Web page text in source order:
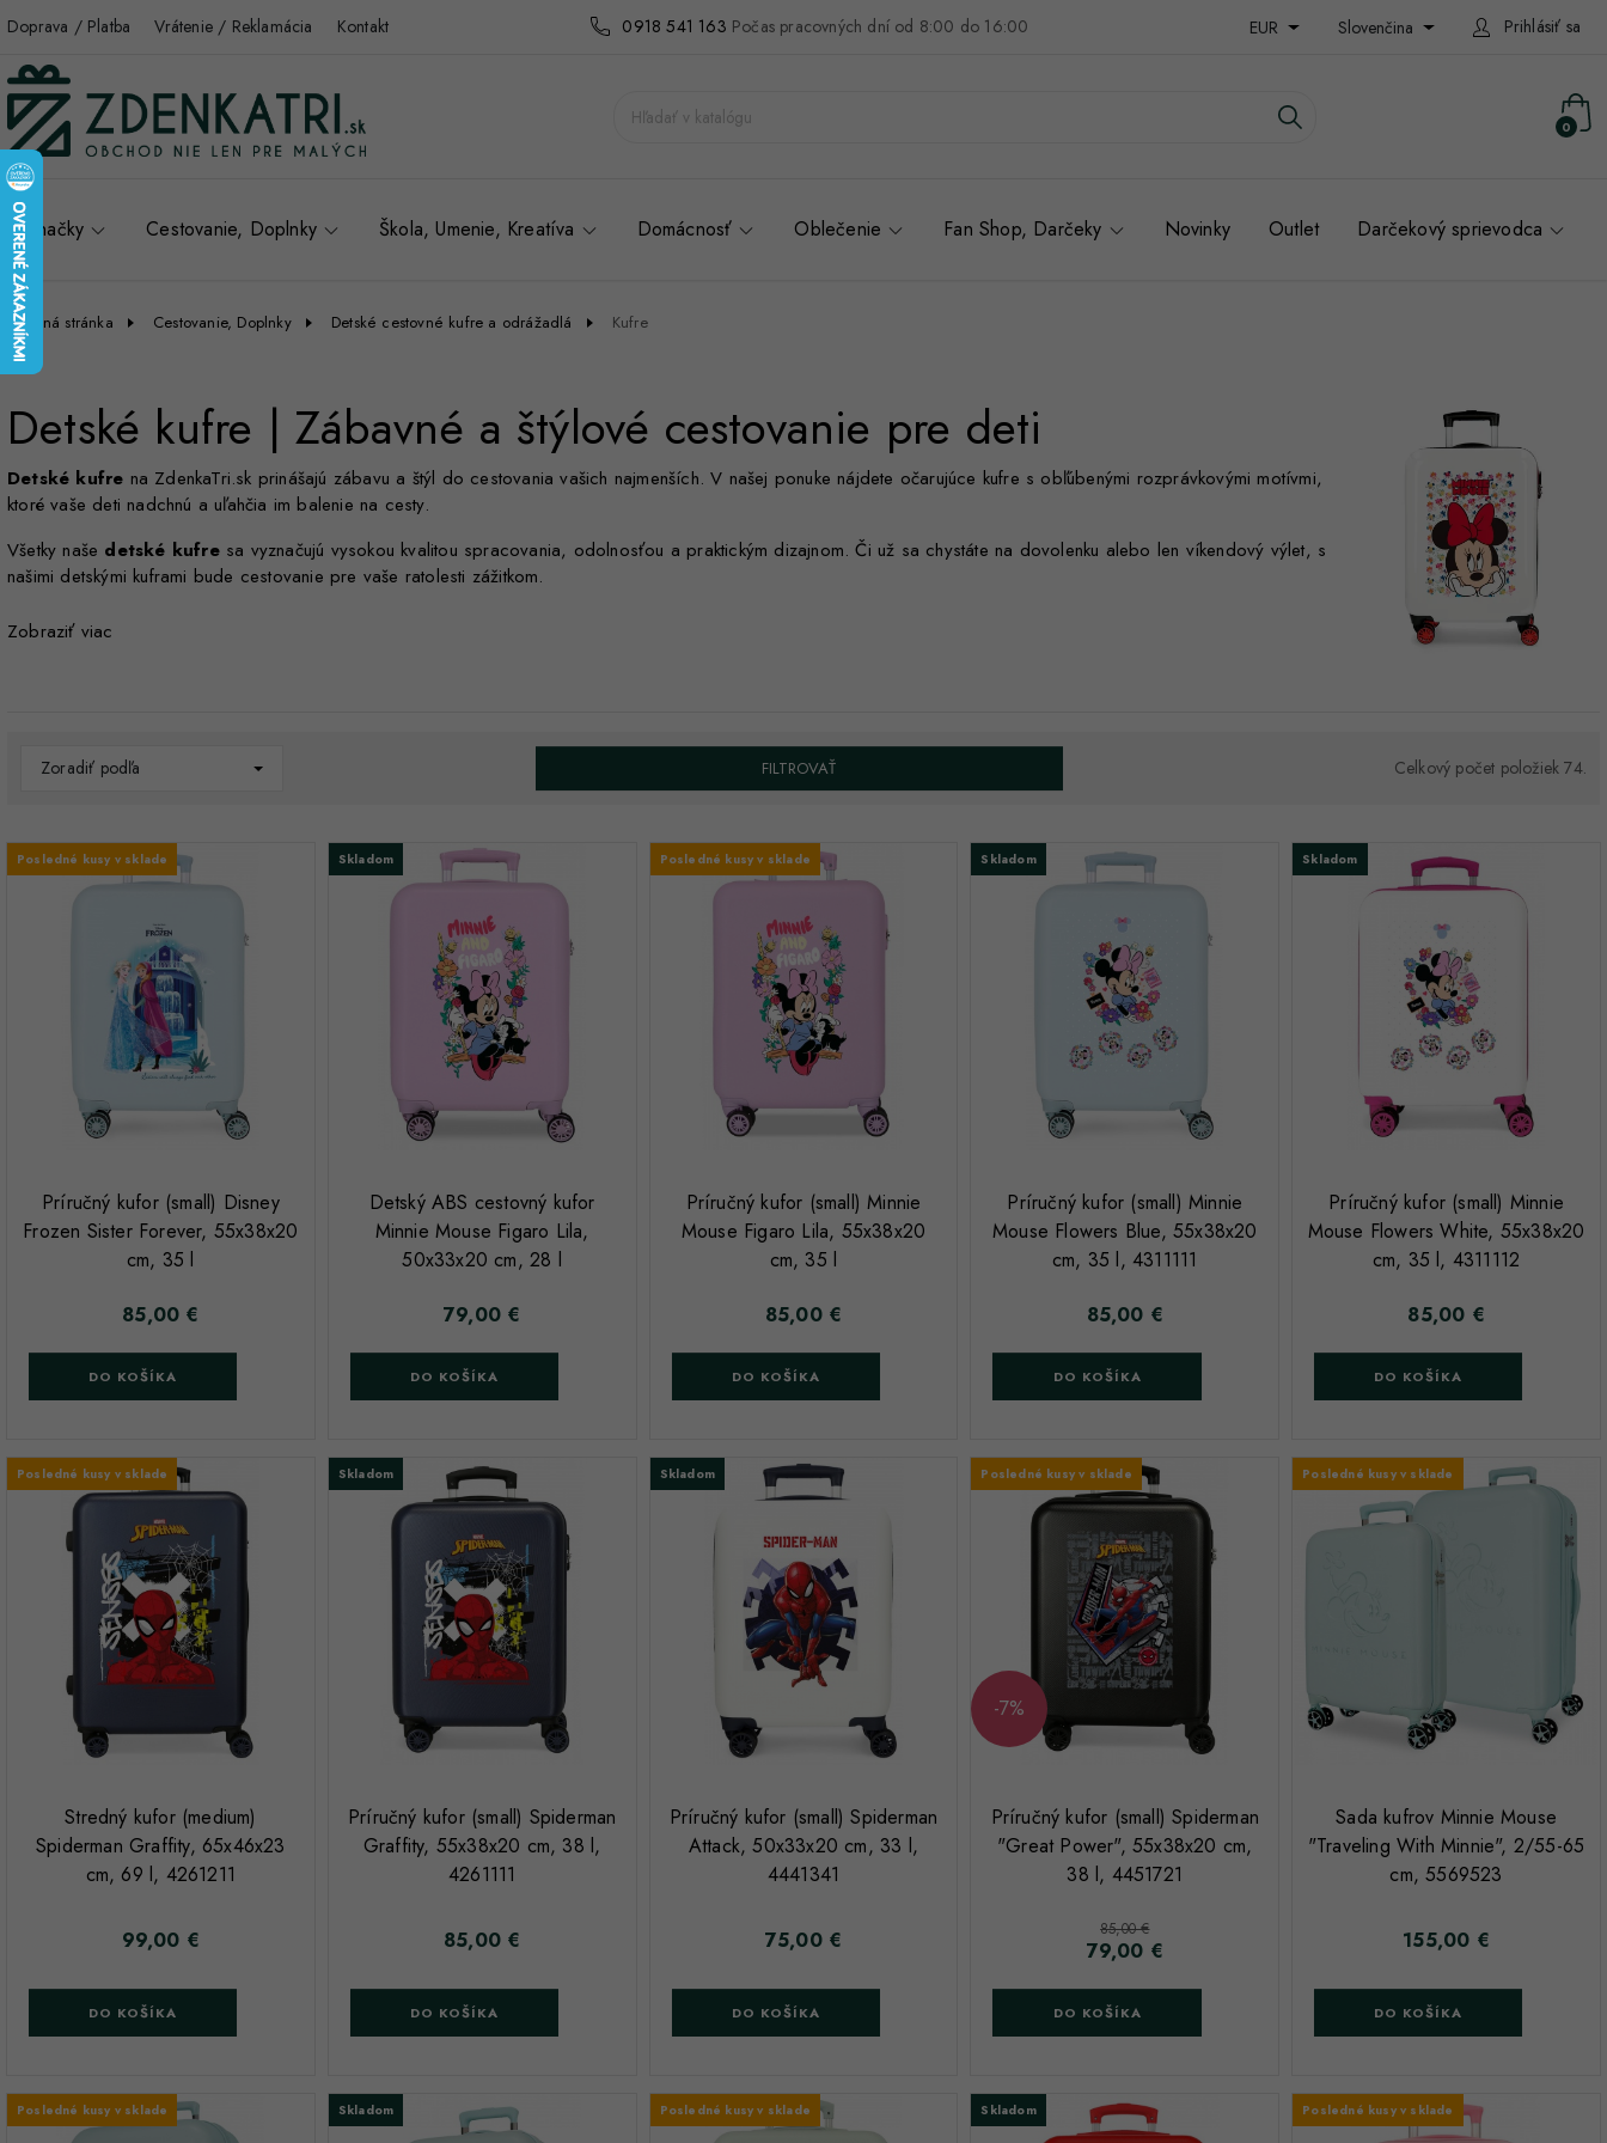
Doprava / Platba Vrátenie / Reklamácia Kontakt 0918 541 163 Počas pracovných dní od 8:00 do 16:00 EUR Slovenčina Prihlásiť sa
0
Značky Cestovanie, Doplnky Škola, Umenie, Kreatíva Domácnosť Oblečenie Fan Shop, Darčeky Novinky Outlet Darčekový sprievodca
Úvodná stránka Cestovanie, Doplnky Detské cestovné kufre a odrážadlá Kufre
Detské kufre | Zábavné a štýlové cestovanie pre deti
Detské kufre na ZdenkaTri.sk prinášajú zábavu a štýl do cestovania vašich najmenších. V našej ponuke nájdete očarujúce kufre s obľúbenými rozprávkovými motívmi,
ktoré vaše deti nadchnú a uľahčia im balenie na cesty.
Všetky naše detské kufresa vyznačujú vysokou kvalitou spracovania, odolnosťou a praktickým dizajnom. Či už sa chystáte na dovolenku alebo len víkendový výlet, s
našimi detskými kuframi bude cestovanie pre vaše ratolesti zážitkom.
Doprajte svojim deťom
Zobraziť viac
Zoradiť podľa FILTROVAŤ Celkový počet položiek 74.
Posledné kusy v sklade
Príručný kufor (small) Disney
Frozen Sister Forever, 55x38x20
cm, 35 l
Cena
85,00 €
DO KOŠÍKA
Skladom
Detský ABS cestovný kufor
Minnie Mouse Figaro Lila,
50x33x20 cm, 28 l
Cena
79,00 €
DO KOŠÍKA
Posledné kusy v sklade
Príručný kufor (small) Minnie
Mouse Figaro Lila, 55x38x20
cm, 35 l
Cena
85,00 €
DO KOŠÍKA
Skladom
Príručný kufor (small) Minnie
Mouse Flowers Blue, 55x38x20
cm, 35 l, 4311111
Cena
85,00 €
DO KOŠÍKA
Skladom
Príručný kufor (small) Minnie
Mouse Flowers White, 55x38x20
cm, 35 l, 4311112
Cena
85,00 €
DO KOŠÍKA
Posledné kusy v sklade
Stredný kufor (medium)
Spiderman Graffity, 65x46x23
cm, 69 l, 4261211
Cena
99,00 €
DO KOŠÍKA
Skladom
Príručný kufor (small) Spiderman
Graffity, 55x38x20 cm, 38 l,
4261111
Cena
85,00 €
DO KOŠÍKA
Skladom
Príručný kufor (small) Spiderman
Attack, 50x33x20 cm, 33 l,
4441341
Cena
75,00 €
DO KOŠÍKA
-7%
Posledné kusy v sklade
Príručný kufor (small) Spiderman
"Great Power", 55x38x20 cm,
38 l, 4451721
Základná cena
85,00 €
Cena
79,00 €
DO KOŠÍKA
Posledné kusy v sklade
Sada kufrov Minnie Mouse
"Traveling With Minnie", 2/55-65
cm, 5569523
Cena
155,00 €
DO KOŠÍKA
Posledné kusy v sklade Skladom Posledné kusy v sklade Skladom Posledné kusy v sklade